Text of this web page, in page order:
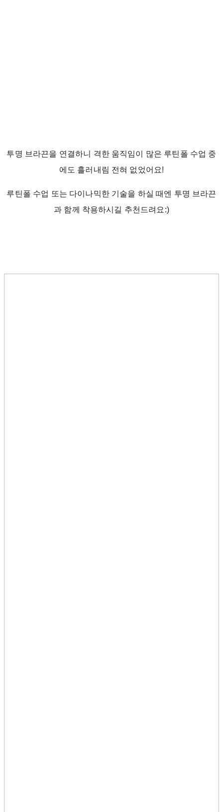
투명 브라끈을 연결하니 격한 움직임이 많은 루틴폴 수업 중
에도 흘러내림 전혀 없었어요!
루틴폴 수업 또는 다이나믹한 기술을 하실 때엔 투명 브라끈
과 함께 착용하시길 추천드려요:)